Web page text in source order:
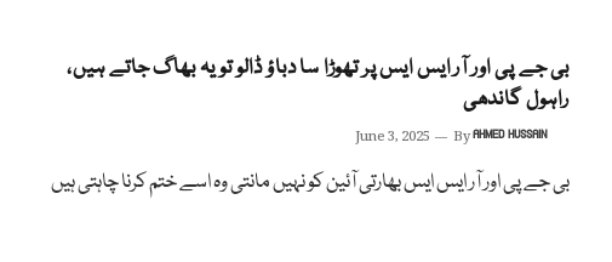
بی جے پی اور آر ایس ایس پر تھوڑا سا دباؤ ڈالو تو یہ بھاگ جاتے ہیں،
راہول گاندھی
June 3, 2025 ByAHMED HUSSAIN
بی جے پی اور آر ایس ایس بھارتی آئین کو نہیں مانتی وہ اسے ختم کرنا چاہتی ہیں